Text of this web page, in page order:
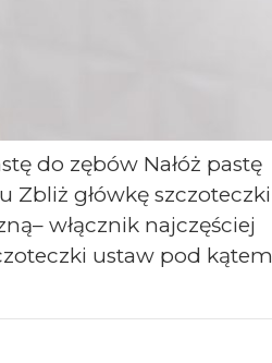
do zębów Nałóż pastę
Zbliż główkę szczoteczki
włącznik najczęściej
ustaw pod kątem